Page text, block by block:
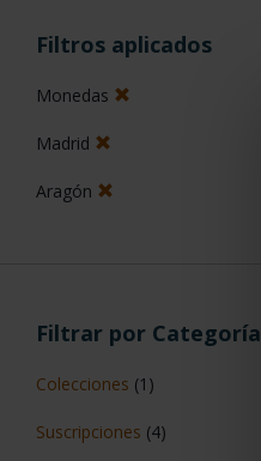
Filtros aplicados
Monedas
Madrid
Aragón
Filtrar por Categoría
Colecciones (1)
Suscripciones (4)